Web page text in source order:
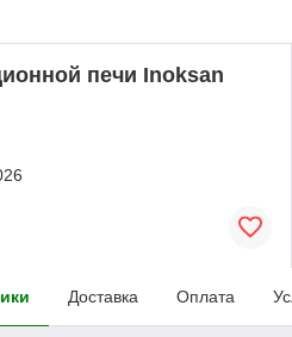
печи Inoksan
Доставка Оплата